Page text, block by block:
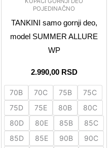
POJEDINAČNO
TANKINI samo gornji deo,
model SUMMER ALLURE
WP
2.990,00 RSD
70B 70C 75B
75C
75D
75E 80B
80C
80D
80E 85B
85C
85D
85E 90B
90C
Opcije
na
stranici